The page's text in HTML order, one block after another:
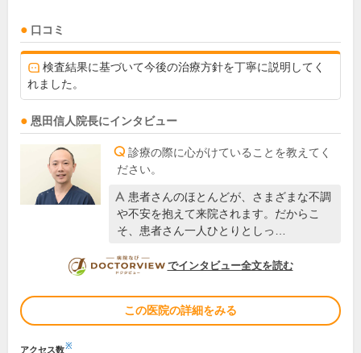
口コミ
検査結果に基づいて今後の治療方針を丁寧に説明してく
れました。
恩田信人 院長にインタビュー
診療の際に心がけていることを教えてく
ださい。
患者さんのほとんどが、さまざまな不調
や不安を抱えて来院されます。だからこ
そ、患者さん一人ひとりとしっ…
DOCTORVIEW
でインタビュー全文を読む
この医院の詳細をみる
アクセス数※